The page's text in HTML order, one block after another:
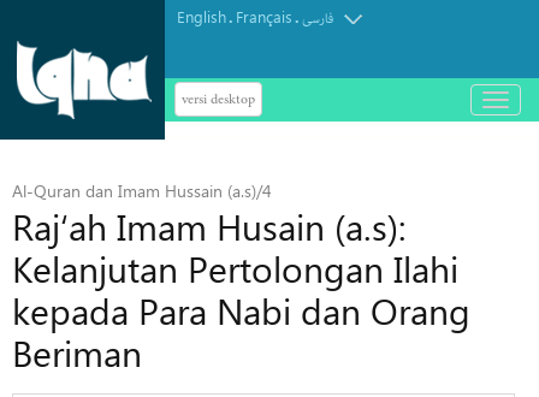
English. Français.فارسی
versi desktop
باز
و
Al-Quran dan Imam Hussain (a.s)/4
Raj‘ah Imam Husain (a.s):
Kelanjutan Pertolongan Ilahi
kepada Para Nabi dan Orang
Beriman